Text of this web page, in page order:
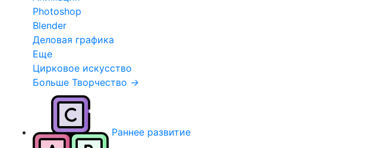
Photoshop
Blender
Деловая графика
Еще
Цирковое искусство
Больше Творчество →
Раннее развитие